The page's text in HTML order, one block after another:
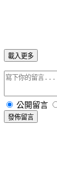
載入更多
公開留言
發佈留言